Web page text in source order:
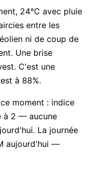
24°C avec pluie
entre les
ni de coup de
Une brise
C'est une
à 88%.
moment : indice
à 2 — aucune
La journée
aujourd'hui —